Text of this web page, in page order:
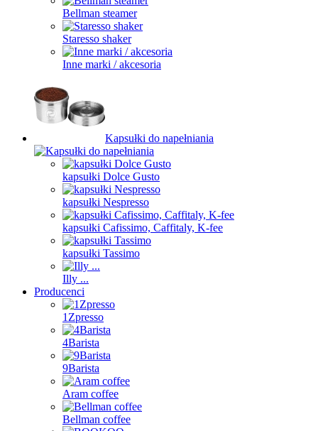
Bellman steamer
Staresso shaker
Inne marki / akcesoria
Kapsułki do napełniania
kapsułki Dolce Gusto
kapsułki Nespresso
kapsułki Cafissimo, Caffitaly, K-fee
kapsułki Tassimo
Illy ...
Producenci
1Zpresso
4Barista
9Barista
Aram coffee
Bellman coffee